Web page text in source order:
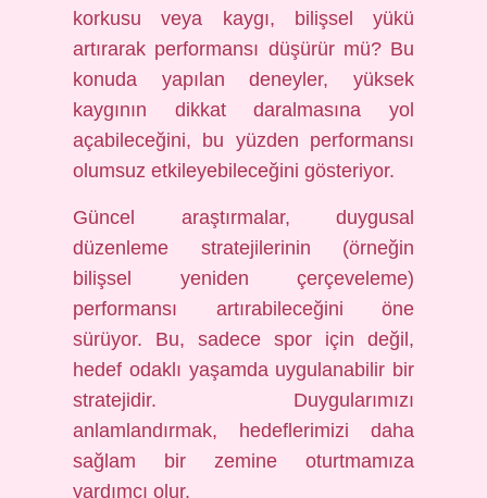
korkusu veya kaygı, bilişsel yükü
artırarak performansı düşürür mü? Bu
konuda yapılan deneyler, yüksek
kaygının dikkat daralmasına yol
açabileceğini, bu yüzden performansı
olumsuz etkileyebileceğini gösteriyor.
Güncel araştırmalar, duygusal
düzenleme stratejilerinin (örneğin
bilişsel yeniden çerçeveleme)
performansı artırabileceğini öne
sürüyor. Bu, sadece spor için değil,
hedef odaklı yaşamda uygulanabilir bir
stratejidir. Duygularımızı
anlamlandırmak, hedeflerimizi daha
sağlam bir zemine oturtmamıza
yardımcı olur.